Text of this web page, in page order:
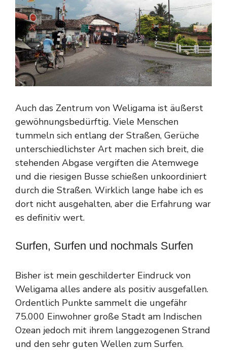
Auch das Zentrum von Weligama ist äußerst
gewöhnungsbedürftig. Viele Menschen
tummeln sich entlang der Straßen, Gerüche
unterschiedlichster Art machen sich breit, die
stehenden Abgase vergiften die Atemwege
und die riesigen Busse schießen unkoordiniert
durch die Straßen. Wirklich lange habe ich es
dort nicht ausgehalten, aber die Erfahrung war
es definitiv wert.
Surfen, Surfen und nochmals Surfen
Bisher ist mein geschilderter Eindruck von
Weligama alles andere als positiv ausgefallen.
Ordentlich Punkte sammelt die ungefähr
75.000 Einwohner große Stadt am Indischen
Ozean jedoch mit ihrem langgezogenen Strand
und den sehr guten Wellen zum Surfen.